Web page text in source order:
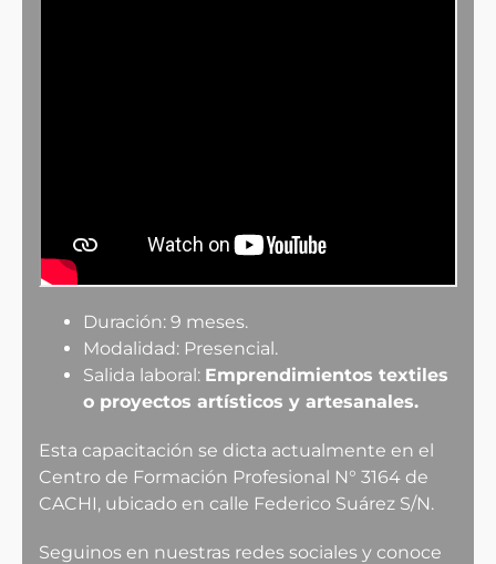
Duración: 9 meses.
Modalidad: Presencial.
Salida laboral: Emprendimientos textiles
o proyectos artísticos y artesanales.
Esta capacitación se dicta actualmente en el
Centro de Formación Profesional N° 3164 de
CACHI, ubicado en calle Federico Suárez S/N.
Seguinos en nuestras redes sociales y conoce